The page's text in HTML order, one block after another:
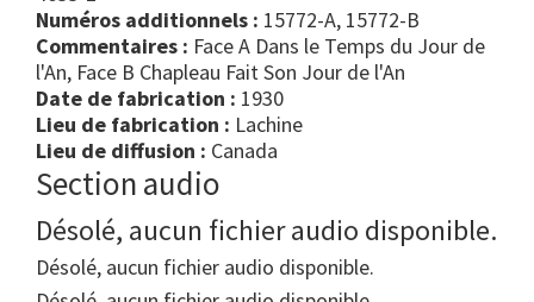
Numéros additionnels : 15772-A, 15772-B
Commentaires : Face A Dans le Temps du Jour de
l'An, Face B Chapleau Fait Son Jour de l'An
Date de fabrication : 1930
Lieu de fabrication : Lachine
Lieu de diffusion : Canada
Section audio
Désolé, aucun fichier audio disponible.
Désolé, aucun fichier audio disponible.